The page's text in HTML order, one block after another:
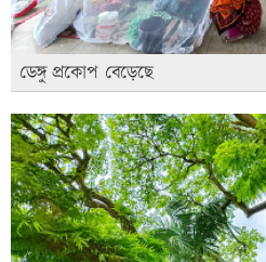
ডেঙ্গু প্রকোপ বেড়েছে